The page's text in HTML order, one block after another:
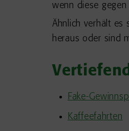
wenn diese
Ähnlich verhält es
heraus oder sind
Fake-
Kaffeefahrten